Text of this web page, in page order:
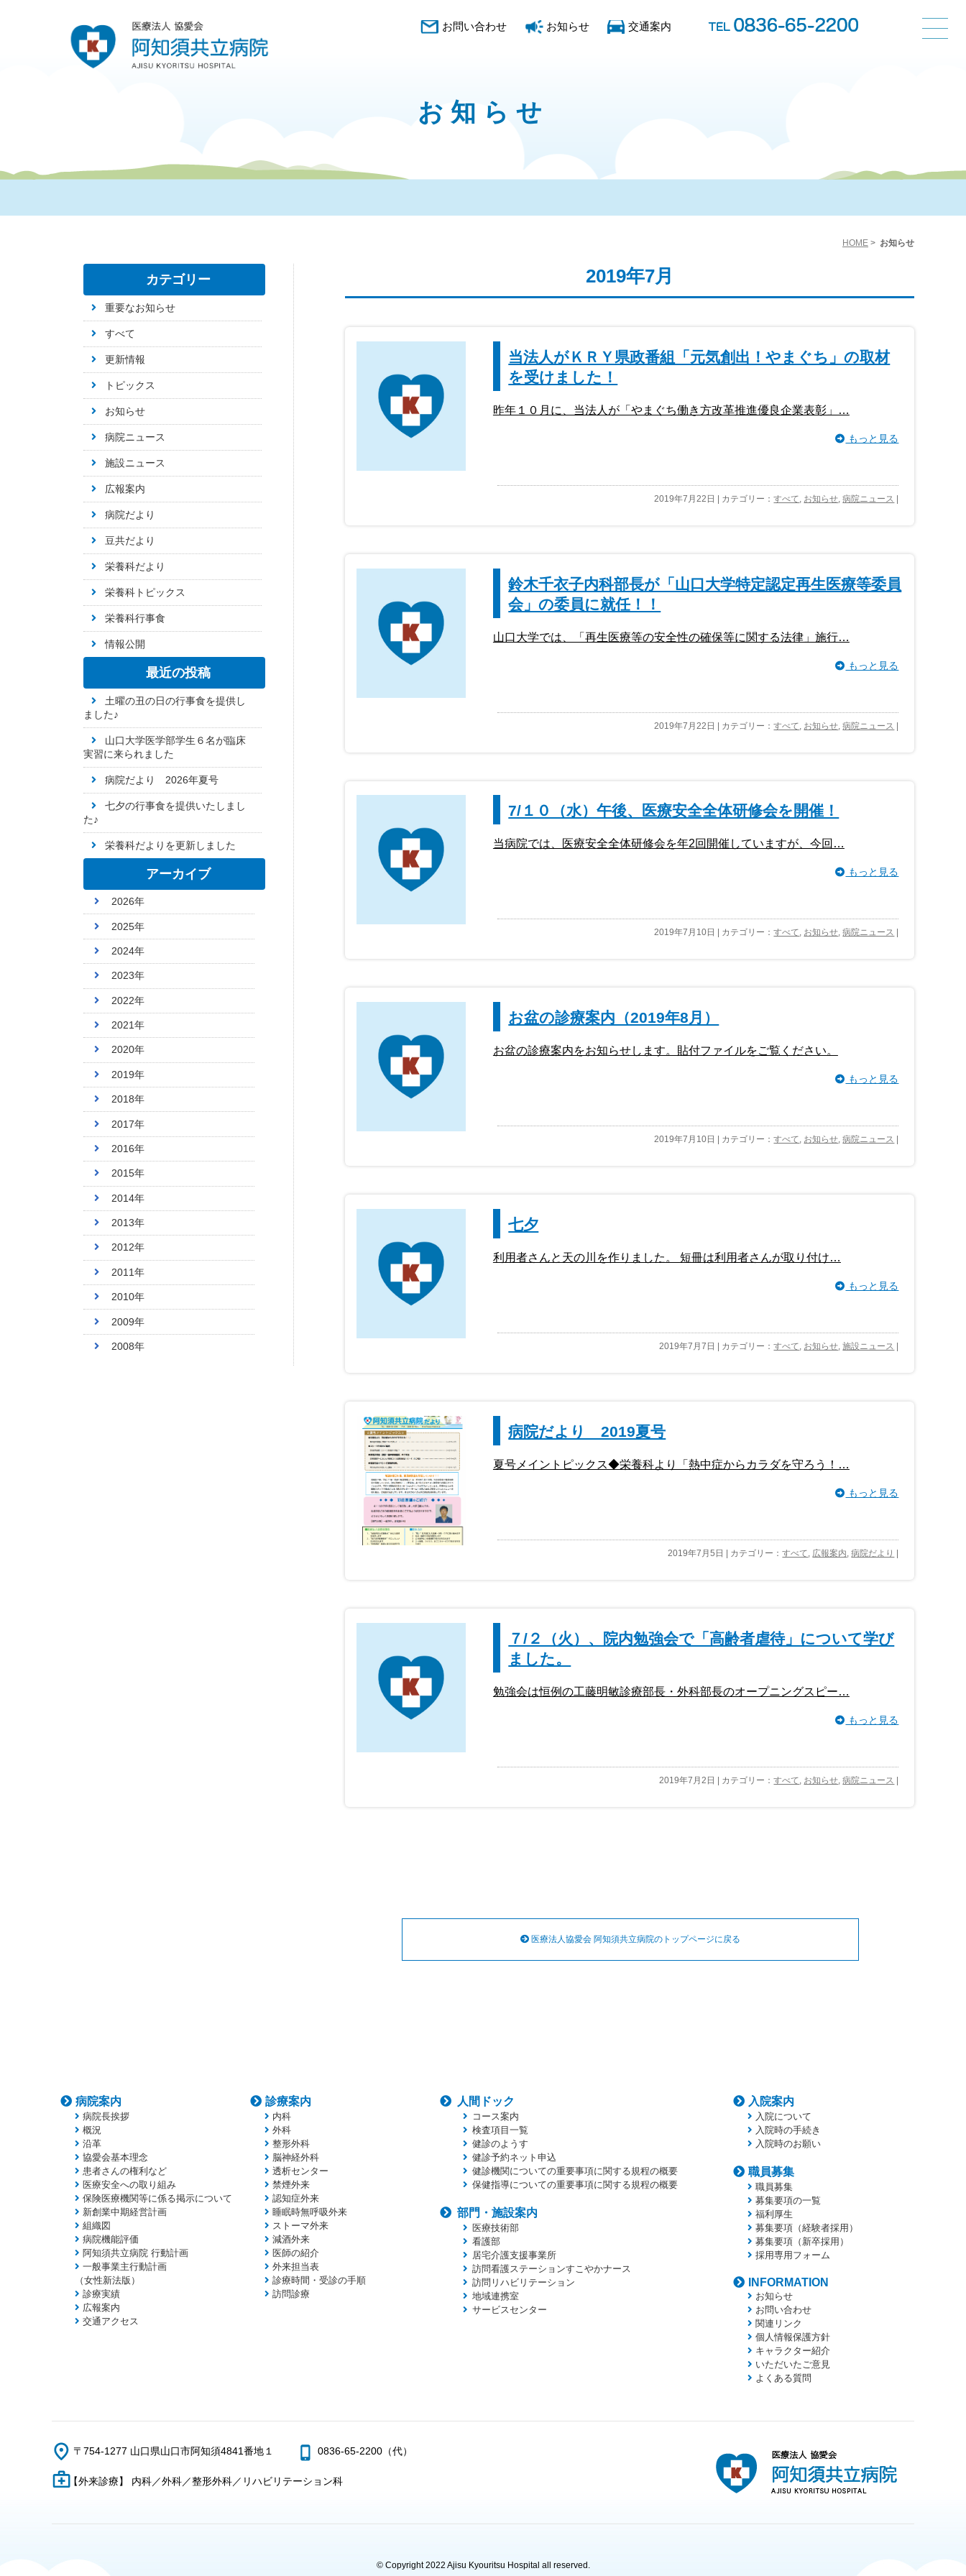
交通案内
お知らせ
お問い合わせ
お知らせ
HOME > お知らせ
2019年7月
当法人がＫＲＹ県政番組「元気創出！やまぐち」の取材
を受けました！
昨年１０月に、当法人が「やまぐち働き方改革推進優良企業表彰」…
もっと見る
2019年7月22日 | カテゴリー：すべて, お知らせ,病院ニュース |
鈴木千衣子内科部長が「山口大学特定認定再生医療等委員
会」の委員に就任！！
山口大学では、「再生医療等の安全性の確保等に関する法律」施行…
もっと見る
2019年7月22日 | カテゴリー：すべて お知らせ ,病院ニュース |
7/１０（水）午後、医療安全全体研修会を開催！
当病院では、医療安全全体研修会を年2回開催していますが、今回…
もっと見る
2019年7月10日 | カテゴリー：すべて, お知らせ,病院ニュース
お盆の診療案内（2019年8月）
お盆の診療案内をお知らせします。貼付ファイルをご覧ください。
もっと見る
2019年7月10日 | カテゴリー：すべて, お知らせ,病院ニュース
七夕
利用者さんと天の川を作りました。 短冊は利用者さんが取り付け…
もっと見る
2019年7月7日 | カテゴリー：すべて, お知らせ,施設ニュース
病院だより 2019夏号
夏号メイントピックス◆栄養科より「熱中症からカラダを守ろう！…
もっと見る
2019年7月5日 | カテゴリー：すべて, 広報案内,病院だより |
７/２（火）、院内勉強会で「高齢者虐待」について学び
ました。
勉強会は恒例の工藤明敏診療部長・外科部長のオープニングスピー…
もっと見る
2019年7月2日 | カテゴリー：すべて お知らせ ,病院ニュース |
医療法人協愛会 阿知須共立病院のトップページに戻る
カテゴリー
重要なお知らせ
すべて
更新情報
トピックス
お知らせ
病院ニュース
施設ニュース
広報案内
病院だより
豆共だより
栄養科だより
栄養科トピックス
栄養科行事食
情報公開
最近の投稿
土曜の丑の日の行事食を提供し
ました♪
山口大学医学部学生６名が臨床
実習に来られました
病院だより 2026年夏号
七夕の行事食を提供いたしまし
た♪
栄養科だよりを更新しました
アーカイブ
2026年
2025年
2024年
2023年
2022年
2021年
2020年
2019年
2018年
2017年
2016年
2015年
2014年
2013年
2012年
2011年
2010年
2009年
2008年
病院案内
病院長挨拶
概況
沿革
協愛会基本理念
患者さんの権利など
医療安全への取り組み
保険医療機関等に係る掲示について
新創業中期経営計画
組織図
病院機能評価
阿知須共立病院 行動計画
一般事業主行動計画
（女性新法版）
診療実績
広報案内
交通アクセス
診療案内
内科
外科
整形外科
脳神経外科
透析センター
禁煙外来
認知症外来
睡眠時無呼吸外来
ストーマ外来
減酒外来
医師の紹介
外来担当表
診療時間・受診の手順
訪問診療
人間ドック
コース案内
検査項目一覧
健診のようす
健診予約ネット申込
健診機関についての重要事項に関する規程の概要
保健指導についての重要事項に関する規程の概要
部門・施設案内
医療技術部
看護部
居宅介護支援事業所
訪問看護ステーションすこやかナース
訪問リハビリテーション
地域連携室
サービスセンター
入院案内
入院について
入院時の手続き
入院時のお願い
職員募集
職員募集
募集要項の一覧
福利厚生
募集要項（経験者採用）
募集要項（新卒採用）
採用専用フォーム
INFORMATION
お知らせ
お問い合わせ
関連リンク
個人情報保護方針
キャラクター紹介
いただいたご意見
よくある質問
〒754-1277 山口県山口市阿知須4841番地１ 0836-65-2200（代）
【外来診療】 内科／外科／整形外科／リハビリテーション科
© Copyright 2022 Ajisu Kyouritsu Hospital all reserved.